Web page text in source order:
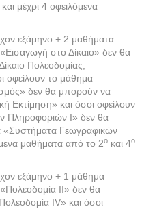
μέχρι 4 οφειλόμενα
εξάμηνο + 2 μαθήματα
στο Δίκαιο» δεν θα
Πολεοδομίας,
οφείλουν το μάθημα
δεν θα μπορούν να
Εκτίμηση» και όσοι οφείλουν
Πληροφοριών Ι» δεν θα
Γεωγραφικών
μαθήματα από το 2ο και 4ο
εξάμηνο + 1 μάθημα
ΙΙ» δεν θα
IV» και όσοι